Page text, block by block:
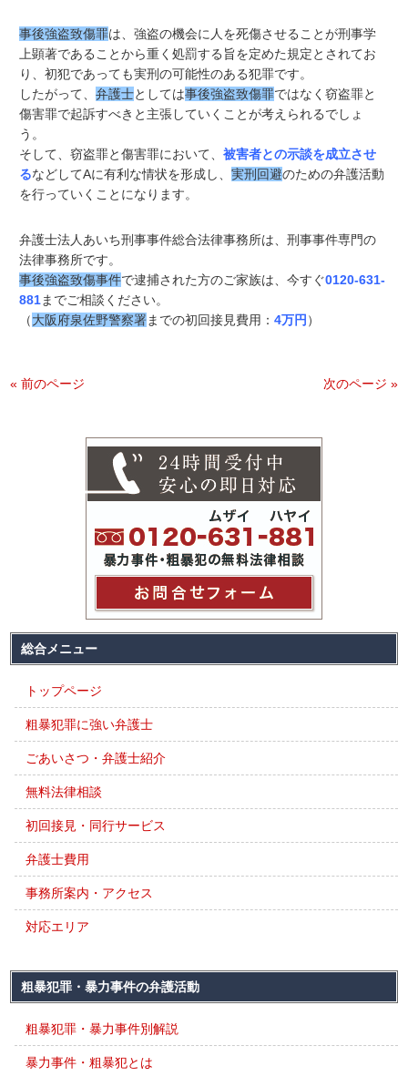
事後強盗致傷罪は、強盗の機会に人を死傷させることが刑事学
上顕著であることから重く処罰する旨を定めた規定とされてお
り、初犯であっても実刑の可能性のある犯罪です。
したがって、弁護士としては事後強盗致傷罪ではなく窃盗罪と
傷害罪で起訴すべきと主張していくことが考えられるでしょ
う。
そして、窃盗罪と傷害罪において、被害者との示談を成立させ
るなどしてAに有利な情状を形成し、実刑回避のための弁護活動
を行っていくことになります。
弁護士法人あいち刑事事件総合法律事務所は、刑事事件専門の
法律事務所です。
事後強盗致傷事件で逮捕された方のご家族は、今すぐ0120-631-
881までご相談ください。
（大阪府泉佐野警察署までの初回接見費用：4万円 ）
« 前のページ 次のページ »
総合メニュー
トップページ
粗暴犯罪に強い弁護士
ごあいさつ・弁護士紹介
無料法律相談
初回接見・同行サービス
弁護士費用
事務所案内・アクセス
対応エリア
粗暴犯罪・暴力事件の弁護活動
粗暴犯罪・暴力事件別解説
暴力事件・粗暴犯とは